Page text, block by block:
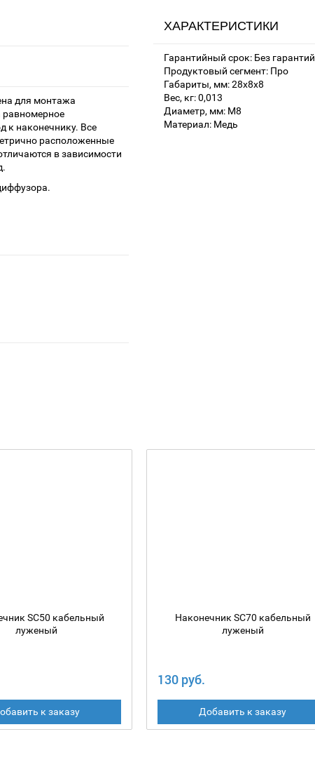
для монтажа
равномерное
к наконечнику. Все
расположенные
в зависимости
ХАРАКТЕРИСТИКИ
Гарантийный срок: Без
Продуктовый сегмент: Про
Габариты, мм: 28х8х8
Вес, кг: 0,013
Диаметр, мм: M8
Материал: Медь
SC50 кабельный
луженый
к заказу
Наконечник SC70 кабельный
луженый
130 руб.
Добавить к заказу